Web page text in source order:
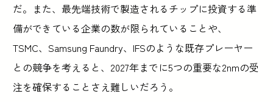
だ。また、最先端技術で製造されるチップに投資する準
備ができている企業の数が限られていることや、
TSMC、Samsung Faundry、IFSのような既存プレーヤー
との競争を考えると、2027年までに5つの重要な2nmの受
注を確保することさえ難しいだろう。